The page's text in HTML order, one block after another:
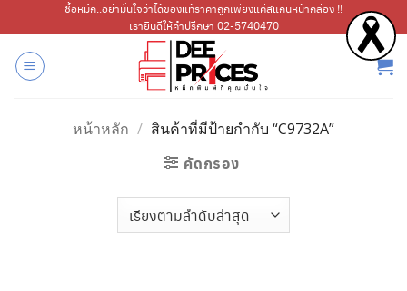
ไป
เนื้อหา
ซื้อหมึก..อย่ามั่นใจว่าได้ของแท้ราคาถูกเพียงแค่สแกนหน้ากล่อง !!
เรายินดีให้คำปรึกษา 02-5740470
หน้าหลัก / สินค้าที่มีป้ายกำกับ “C9732A”
คัดกรอง